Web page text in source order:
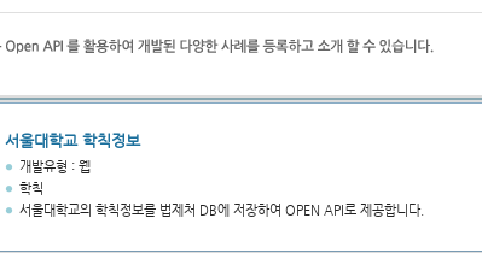
서울대학교 학칙정보
개발유형 : 웹
학칙
서울대학교의 학칙정보를 법제처 DB에 저장하여 OPEN API로 제공합니다.